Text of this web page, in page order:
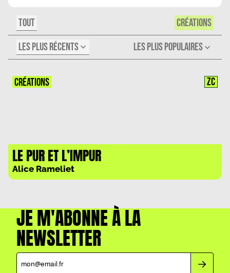
TOUT
CRÉATIONS
LES PLUS RÉCENTS
LES PLUS POPULAIRES
LE PUR ET L’IMPUR
Alice Rameliet
CRÉATIONS ZC
JE M'ABONNE À LA
NEWSLETTER